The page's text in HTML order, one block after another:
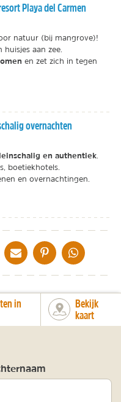
Playa del Carmen
natuur (bij mangrove)!
huisjes aan zee.
en zet zich in tegen
overnachten
en authentiek
boetiekhotels.
en overnachtingen.
OP X
DELEN VIA DE MAIL
DELEN OP PINTEREST
DELEN OP
in
Bekijk
kaart